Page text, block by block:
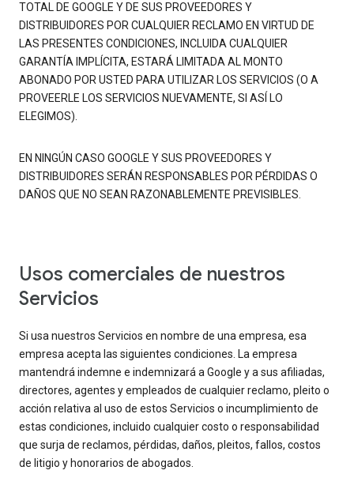
TOTAL DE GOOGLE Y DE SUS PROVEEDORES Y
DISTRIBUIDORES POR CUALQUIER RECLAMO EN VIRTUD DE
LAS PRESENTES CONDICIONES, INCLUIDA CUALQUIER
GARANTÍA IMPLÍCITA, ESTARÁ LIMITADA AL MONTO
ABONADO POR USTED PARA UTILIZAR LOS SERVICIOS (O A
PROVEERLE LOS SERVICIOS NUEVAMENTE, SI ASÍ LO
ELEGIMOS).
EN NINGÚN CASO GOOGLE Y SUS PROVEEDORES Y
DISTRIBUIDORES SERÁN RESPONSABLES POR PÉRDIDAS O
DAÑOS QUE NO SEAN RAZONABLEMENTE PREVISIBLES.
Usos comerciales de nuestros
Servicios
Si usa nuestros Servicios en nombre de una empresa, esa
empresa acepta las siguientes condiciones. La empresa
mantendrá indemne e indemnizará a Google y a sus afiliadas,
directores, agentes y empleados de cualquier reclamo, pleito o
acción relativa al uso de estos Servicios o incumplimiento de
estas condiciones, incluido cualquier costo o responsabilidad
que surja de reclamos, pérdidas, daños, pleitos, fallos, costos
de litigio y honorarios de abogados.